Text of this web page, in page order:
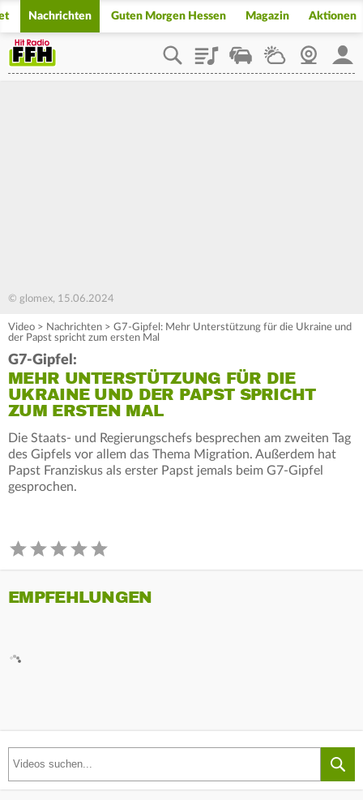
Nachrichten Guten Morgen Hessen Magazin Aktionen
PlaylistStaupilotWetterWebcam
© glomex, 15.06.2024
Video > Nachrichten > G7-Gipfel: Mehr Unterstützung für die Ukraine und
der Papst spricht zum ersten Mal
G7-Gipfel:
MEHR UNTERSTÜTZUNG FÜR DIE
UKRAINE UND DER PAPST SPRICHT
ZUM ERSTEN MAL
Die Staats- und Regierungschefs besprechen am zweiten Tag
des Gipfels vor allem das Thema Migration. Außerdem hat
Papst Franziskus als erster Papst jemals beim G7-Gipfel
gesprochen.
EMPFEHLUNGEN